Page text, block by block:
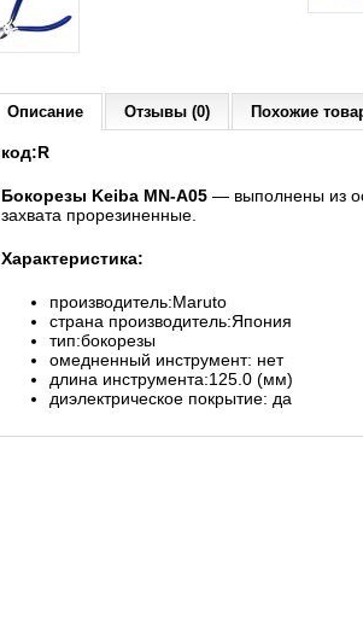
Описание Отзывы (0) Похожие
код:R
Бокорезы Keiba MN-A05 ― выполнены из
захвата прорезиненные.
Характеристика:
производитель:Maruto
страна производитель:Япония
тип:бокорезы
омедненный инструмент: нет
длина инструмента:125.0 (мм)
диэлектрическое покрытие: да